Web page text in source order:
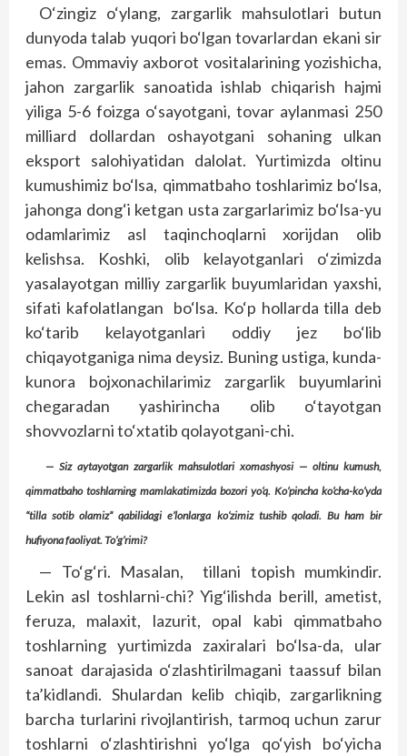
O‘zingiz o‘ylang, zargarlik mahsulotlari butun
dunyoda talab yuqori bo‘lgan tovarlardan ekani sir
emas. Ommaviy axborot vositalarining yozishicha,
jahon zargarlik sanoatida ishlab chiqarish hajmi
yiliga 5-6 foizga o‘sayotgani, tovar aylanmasi 250
milliard dollardan oshayotgani sohaning ulkan
eksport salohiyatidan dalolat. Yurtimizda oltinu
kumushimiz bo‘lsa, qimmatbaho toshlarimiz bo‘lsa,
jahonga dong‘i ketgan usta zargarlarimiz bo‘lsa-yu
odamlarimiz asl taqinchoqlarni xorijdan olib
kelishsa. Koshki, olib kelayotganlari o‘zimizda
yasalayotgan milliy zargarlik buyumlaridan yaxshi,
sifati kafolatlangan bo‘lsa. Ko‘p hollarda tilla deb
ko‘tarib kelayotganlari oddiy jez bo‘lib
chiqayotganiga nima deysiz. Buning ustiga, kunda-
kunora bojxonachilarimiz zargarlik buyumlarini
chegaradan yashirincha olib o‘tayotgan
shovvozlarni to‘xtatib qolayotgani-chi.
— Siz aytayotgan zargarlik mahsulotlari xomashyosi — oltinu kumush,
qimmatbaho toshlarning mamlakatimizda bozori yo‘q. Ko‘pincha ko‘cha-ko‘yda
“tilla sotib olamiz” qabilidagi e’lonlarga ko‘zimiz tushib qoladi. Bu ham bir
hufiyona faoliyat. To‘g‘rimi?
— To‘g‘ri. Masalan, tillani topish mumkindir.
Lekin asl toshlarni-chi? Yig‘ilishda berill, ametist,
feruza, malaxit, lazurit, opal kabi qimmatbaho
toshlarning yurtimizda zaxiralari bo‘lsa-da, ular
sanoat darajasida o‘zlashtirilmagani taassuf bilan
ta’kidlandi. Shulardan kelib chiqib, zargarlikning
barcha turlarini rivojlantirish, tarmoq uchun zarur
toshlarni o‘zlashtirishni yo‘lga qo‘yish bo‘yicha